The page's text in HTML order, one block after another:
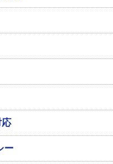
応
ー